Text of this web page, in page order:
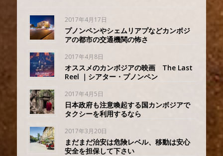
2017年4月17日
プノンペンやシェムリアプなどカンボジ
アの都市の交通機関の怖さ
2017年4月8日
オススメのカンボジアの映画 The Last
Reel ｜シアター・プノンペン
2017年4月5日
日本政府も注意喚起する国カンボジアで
タクシーを利用するなら
2017年3月20日
まだまだ治安は危険レベル、移動は安心
安全を担保して下さい